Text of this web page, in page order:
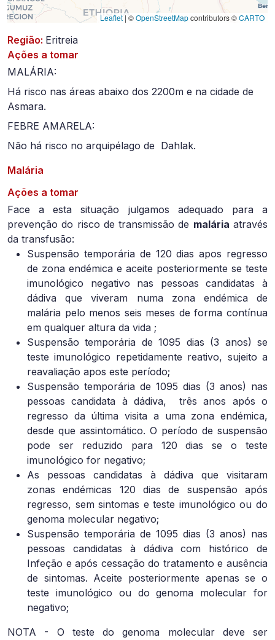
Leaflet | ©OpenStreetMapcontributors ©CARTO
Região: Eritreia
Ações a tomar
MALÁRIA:
Há risco nas áreas abaixo dos 2200m e na cidade de
Asmara.
FEBRE AMARELA:
Não há risco no arquipélago de Dahlak.
Malária
Ações a tomar
Face a esta situação julgamos adequado para a
prevenção do risco de transmissão de malária através
da transfusão:
Suspensão temporária de 120 dias apos regresso
de zona endémica e aceite posteriormente se teste
imunológico negativo nas pessoas candidatas à
dádiva que viveram numa zona endémica de
malária pelo menos seis meses de forma contínua
em qualquer altura da vida ;
Suspensão temporária de 1095 dias (3 anos) se
teste imunológico repetidamente reativo, sujeito a
reavaliação apos este período;
Suspensão temporária de 1095 dias (3 anos) nas
pessoas candidata à dádiva,
três anos após o
regresso da última visita a uma zona endémica,
desde que assintomático. O período de suspensão
pode ser reduzido para 120 dias se o teste
imunológico for negativo;
As pessoas candidatas à dádiva que visitaram
zonas endémicas 120 dias de suspensão após
regresso, sem sintomas e teste imunológico ou do
genoma molecular negativo;
Suspensão temporária de 1095 dias (3 anos) nas
pessoas candidatas à dádiva com histórico de
Infeção e após cessação do tratamento e ausência
de sintomas. Aceite posteriormente apenas se o
teste imunológico ou do genoma molecular for
negativo;
NOTA - O teste do genoma molecular deve ser